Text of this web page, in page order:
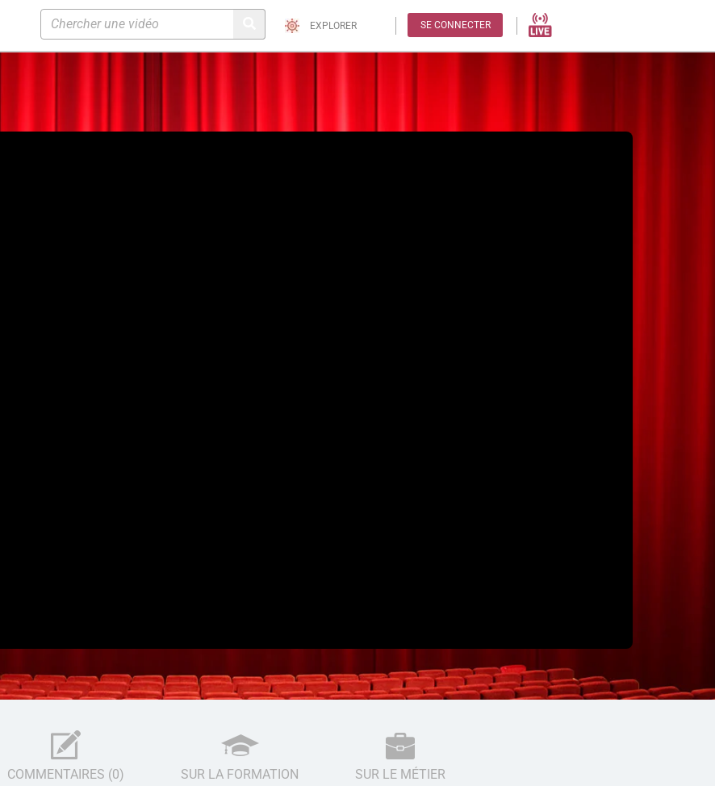
EXPLORER SE CONNECTER
COMMENTAIRES (0) SUR LA FORMATION SUR LE MÉTIER